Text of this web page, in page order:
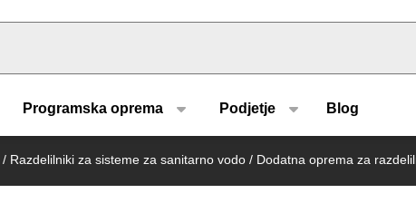
Programska oprema Podjetje Blog
/ Razdelilniki za sisteme za sanitarno vodo / Dodatna oprema za